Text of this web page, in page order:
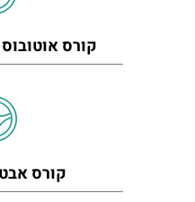
קורס
קורס